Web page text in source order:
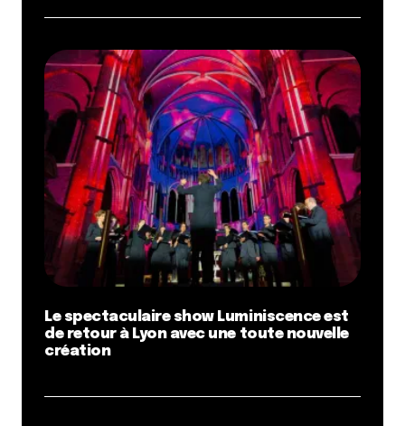
Le spectaculaire show Luminiscence est
de retour à Lyon avec une toute nouvelle
création